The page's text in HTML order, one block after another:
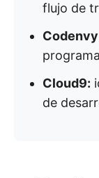
flujo de
Cloud9:
de